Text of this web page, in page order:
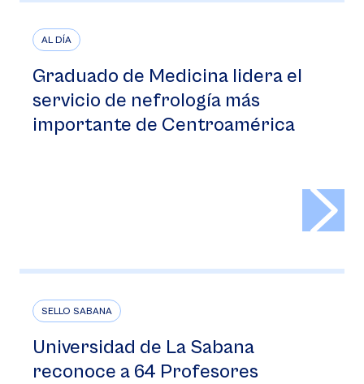
AL DÍA
Graduado de Medicina lidera el
servicio de nefrología más
importante de Centroamérica
SELLO SABANA
Universidad de La Sabana
reconoce a 64 Profesores